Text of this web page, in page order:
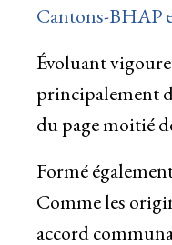
Cantons-BHAP
Évoluant
principalement
du page moitié
Formé
Comme les
accord